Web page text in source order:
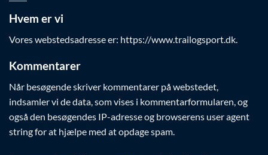
Hvem er vi
Vores webstedsadresse er: https://www.trailogsport.dk.
Kommentarer
Når besøgende skriver kommentarer på webstedet,
indsamler vi de data, som vises i kommentarformularen, og
også den besøgendes IP-adresse og browserens user agent
string for at hjælpe med at opdage spam.